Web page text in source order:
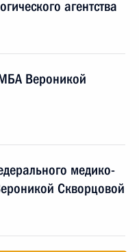
агентства
Вероникой
медико-
Скворцовой